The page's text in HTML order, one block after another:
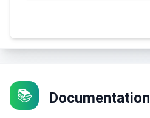
📚 Documentation